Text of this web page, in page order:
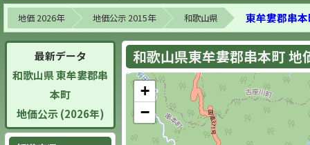
地価 2026年 地価公示 2015年 和歌山県 東牟婁郡串
最新データ
和歌山県 東牟婁郡串
本町
地価公示 (2026年)
和歌山県東牟婁郡串本町
+
−